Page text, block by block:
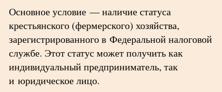
Основное условие — наличие статуса
крестьянского (фермерского) хозяйства,
зарегистрированного в Федеральной налоговой
службе. Этот статус может получить как
индивидуальный предприниматель, так
и юридическое лицо.